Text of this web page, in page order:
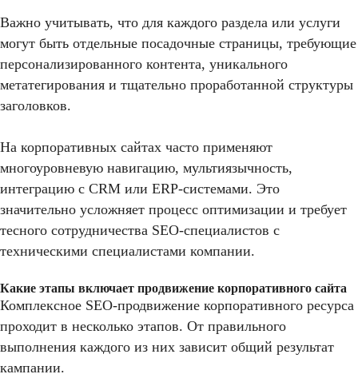
Важно учитывать, что для каждого раздела или услуги
могут быть отдельные посадочные страницы, требующие
персонализированного контента, уникального
метатегирования и тщательно проработанной структуры
заголовков.
На корпоративных сайтах часто применяют
многоуровневую навигацию, мультиязычность,
интеграцию с CRM или ERP-системами. Это
значительно усложняет процесс оптимизации и требует
тесного сотрудничества SEO-специалистов с
техническими специалистами компании.
Какие этапы включает продвижение корпоративного сайта
Комплексное SEO-продвижение корпоративного ресурса
проходит в несколько этапов. От правильного
выполнения каждого из них зависит общий результат
кампании.